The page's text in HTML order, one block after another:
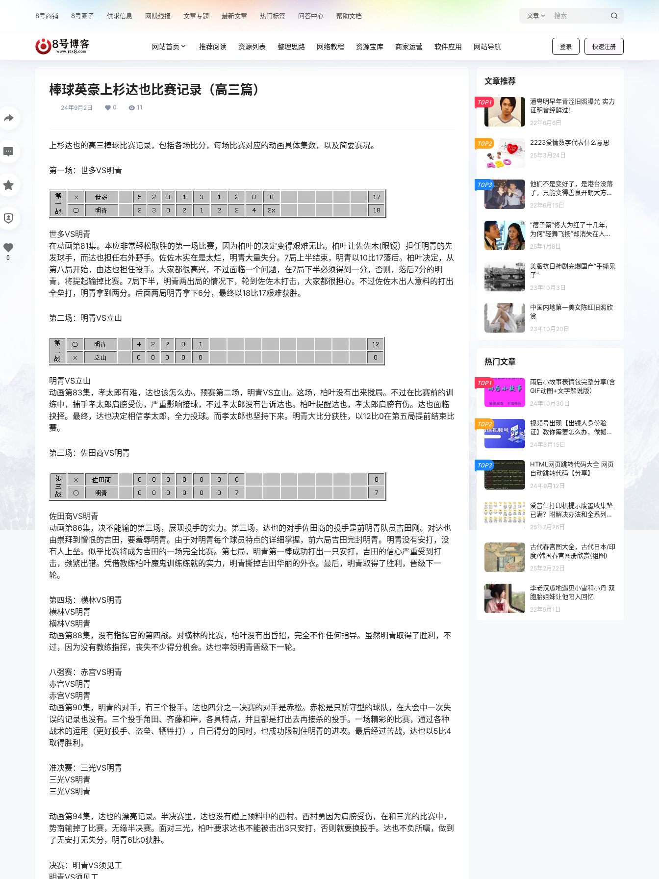
8号商铺 8号圈子 供求信息 网赚线报 文章专题 最新文章 热门标签 问答中心 帮助文档 文章
登录 快速注册
网站首页 推荐阅读 资源列表 整理思路 网络教程 资源宝库 商家运营 软件应用 网站导航
棒球英豪上杉达也比赛记录（高三篇）
24年9月2日 0 11
上杉达也的高三棒球比赛记录，包括各场比分，每场比赛对应的动画具体集数，以及简要赛况。
第一场：世多VS明青
世多VS明青
在动画第81集。本应非常轻松取胜的第一场比赛，因为柏叶的决定变得艰难无比。柏叶让佐佐木(眼镜）担任明青的先
发球手，而达也担任右外野手。佐佐木实在是太烂，明青大量失分。7局上半结束，明青以10比17落后。柏叶决定，从
第八局开始，由达也担任投手。大家都很高兴，不过面临一个问题，在7局下半必须得到一分，否则，落后7分的明
青，将提起输掉比赛。7局下半，明青两出局的情况下，轮到佐佐木打击，大家都很担心。不过佐佐木出人意料的打出
全垒打，明青拿到两分。后面两局明青拿下6分，最终以18比17艰难获胜。
第二场：明青VS立山
明青VS立山
动画第83集，孝太郎有难，达也该怎么办。预赛第二场，明青VS立山。这场，柏叶没有出来搅局。不过在比赛前的训
练中，捕手孝太郎肩膀受伤，严重影响接球，不过孝太郎没有告诉达也。柏叶提醒达也，孝太郎肩膀有伤。达也面临
抉择。最终，达也决定相信孝太郎，全力投球。而孝太郎也坚持下来。明青大比分获胜，以12比0在第五局提前结束比
赛。
第三场：佐田商VS明青
佐田商VS明青
动画第86集，决不能输的第三场，展现投手的实力。第三场，达也的对手佐田商的投手是前明青队员吉田刚。对达也
由崇拜到憎恨的吉田，要羞辱明青。由于对明青每个球员特点的详细掌握，前六局吉田完封明青。明青没有安打，没
有人上垒。似乎比赛将成为吉田的一场完全比赛。第七局，明青第一棒成功打出一只安打，吉田的信心严重受到打
击，频繁出错。凭借教练柏叶魔鬼训练练就的实力，明青撕掉吉田华丽的外衣。最后，明青取得了胜利，晋级下一
轮。
第四场：横林VS明青
横林VS明青
横林VS明青
动画第88集，没有指挥官的第四战。对横林的比赛，柏叶没有出昏招，完全不作任何指导。虽然明青取得了胜利，不
过，因为没有教练指挥，丧失不少得分机会。达也率领明青晋级下一轮。
八强赛：赤宫VS明青
赤宫VS明青
赤宫VS明青
动画第90集，明青的对手，有三个投手。达也四分之一决赛的对手是赤松。赤松是只防守型的球队，在大会中一次失
误的记录也没有。三个投手角田、齐藤和岸，各具特点，并且都是打出去再接杀的投手。一场精彩的比赛，通过各种
战术的运用（更好投手、盗垒、牺牲打），自己得分的同时，也成功限制住明青的进攻。最后经过苦战，达也以5比4
取得胜利。
准决赛：三光VS明青
三光VS明青
三光VS明青
动画第94集，达也的漂亮记录。半决赛里，达也没有碰上预料中的西村。西村勇因为肩膀受伤，在和三光的比赛中，
势南输掉了比赛，无缘半决赛。面对三光，柏叶要求达也不能被击出3只安打，否则就要换投手。达也不负所嘱，做到
了无安打无失分，明青6比0获胜。
决赛：明青VS须见工
明青VS须见工
0
文章推荐
TOP1
潘粤明早年青涩旧照曝光 实力
证明曾经鲜过！
22年6月6日
TOP2 2223爱情数字代表什么意思
25年3月24日
TOP3
他们不是变好了，是港台没落
了，只能变得善良开朗大方平
易近人了
22年6月15日
“痞子蔡”佟大为红了十几年，
为何“轻舞飞扬”却消失在人海
里？
25年1月8日
美版抗日神剧完爆国产“手撕鬼
子”
23年10月3日
中国内地第一美女陈红旧照欣
赏
23年10月20日
热门文章
TOP1
雨后小故事表情包完整分享(含
GIF动图+文字解说版）
24年10月30日
TOP2
视频号出现【出镜人身份验
证】教你需要怎么办，做搬运
以及混剪的可以看一下
24年3月15日
TOP3
HTML网页跳转代码大全 网页
自动跳转代码【分享】
24年9月12日
爱普生打印机提示废墨收集垫
已满？附解决办法和全系列清
零工具和教程
25年7月26日
古代春宫图大全，古代日本/印
度/韩国春宫图册欣赏(组图)
25年2月22日
李老汉瓜地遇见小雪和小丹 双
胞胎姐妹让他陷入回忆
22年9月1日